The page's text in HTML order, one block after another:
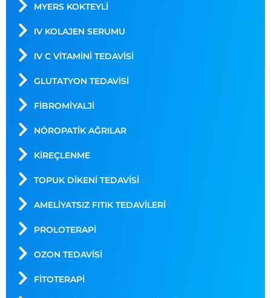
MYERS KOKTEYLİ
IV KOLAJEN SERUMU
IV C VITAMINI TEDAVISI
GLUTATYON TEDAVISI
FIBROMIYALJI
NÖROPATIK AĞRILAR
KIREÇLENME
TOPUK DIKENI TEDAVISI
AMELIYATSIZ FITIK TEDAVILERI
PROLOTERAPI
OZON TEDAVISI
FITOTERAPI